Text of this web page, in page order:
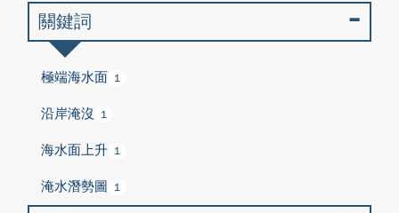
關鍵詞
極端海水面 1
沿岸淹沒 1
海水面上升 1
淹水潛勢圖 1